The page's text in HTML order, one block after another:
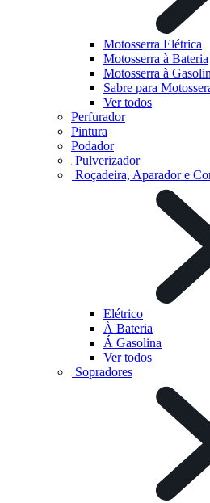
Motosserra Elétrica
Motosserra à Bateria
Motosserra à
Sabre para
Ver todos
Perfurador
Pintura
Podador
Pulverizador
Roçadeira, Aparador e
Elétrico
À Bateria
Á Gasolina
Ver todos
Sopradores